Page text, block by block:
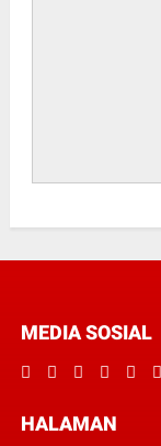
MEDIA SOSIAL
HALAMAN